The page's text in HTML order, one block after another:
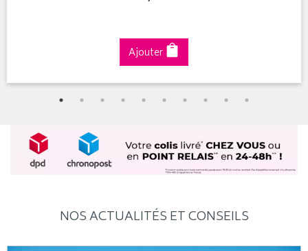
Ajouter
NOS ACTUALITÉS ET CONSEILS